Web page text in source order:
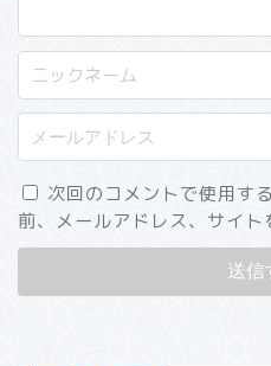
次回のコメントで使用す
前、メールアドレス、サイト